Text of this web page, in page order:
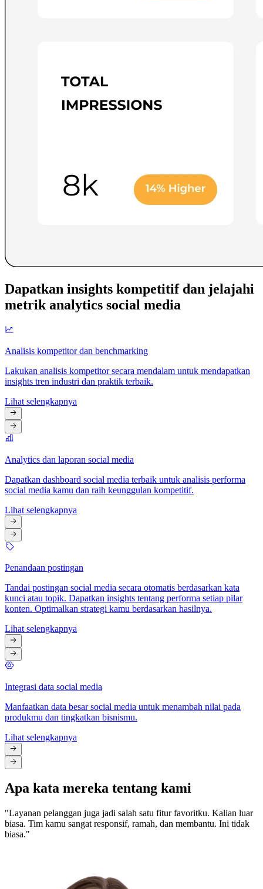
Dapatkan insights kompetitif dan jelajahi
metrik analytics social media
Analisis kompetitor dan benchmarking
Lakukan analisis kompetitor secara mendalam untuk mendapatkan
insights tren industri dan praktik terbaik.
Lihat selengkapnya
Analytics dan laporan social media
Dapatkan dashboard social media terbaik untuk analisis performa
social media kamu dan raih keunggulan kompetitif.
Lihat selengkapnya
Penandaan postingan
Tandai postingan social media secara otomatis berdasarkan kata
kunci atau topik. Dapatkan insights tentang performa setiap pilar
konten. Optimalkan strategi kamu berdasarkan hasilnya.
Lihat selengkapnya
Integrasi data social media
Manfaatkan data besar social media untuk menambah nilai pada
produkmu dan tingkatkan bisnismu.
Lihat selengkapnya
Apa kata mereka tentang kami
"Layanan pelanggan juga jadi salah satu fitur favoritku. Kalian luar
biasa. Tim kamu sangat responsif, ramah, dan membantu. Ini tidak
biasa."